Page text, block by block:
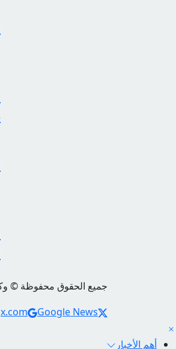
جميع الحقوق محفوظة © وكالة
Social Links
x.com Google News
أهم الأخبار